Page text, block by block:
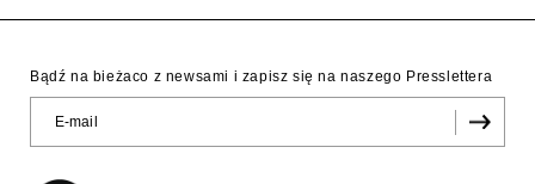
Bądź na bieżaco z newsami i zapisz się na naszego Presslettera